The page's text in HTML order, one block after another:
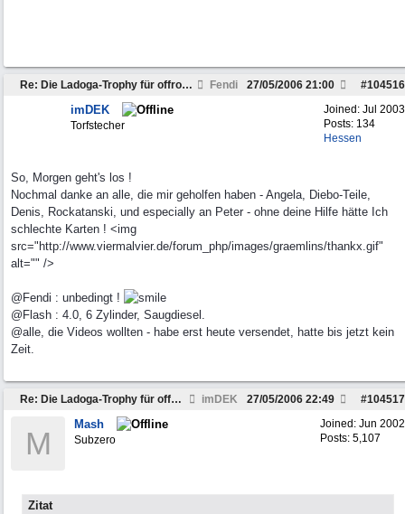
Re: Die Ladoga-Trophy für offroadferrückte?? Fendi #104516
27/05/2006 21:00
Joined: Jul 2003
Posts: 134
Hessen
imDEK
Torfstecher
So, Morgen geht's los !
Nochmal danke an alle, die mir geholfen haben - Angela, Diebo-Teile,
Denis, Rockatanski, und especially an Peter - ohne deine Hilfe hätte Ich
schlechte Karten ! <img
src="http://www.viermalvier.de/forum_php/images/graemlins/thankx.gif"
alt="" />
@Fendi : unbedingt !
@Flash : 4.0, 6 Zylinder, Saugdiesel.
@alle, die Videos wollten - habe erst heute versendet, hatte bis jetzt kein
Zeit.
Re: Die Ladoga-Trophy für offroadferrückte?? imDEK #104517
27/05/2006 22:49
Joined: Jun 2002
Posts: 5,107
M
Mash
Subzero
Zitat